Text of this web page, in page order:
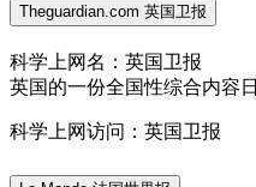
Theguardian.com 英国卫报
科学上网名：英国卫报
英国的一份全国性综合内容
科学上网访问：英国卫报